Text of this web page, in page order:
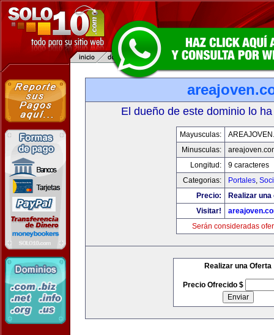
El dueño de este dominio lo
Mayusculas:
Minusculas:
Longitud:
9 caracteres
Categorias:
Portales,
Precio:
Realizar
Visitar!
Serán consideradas
Realizar una Oferta
Precio Ofrecido $